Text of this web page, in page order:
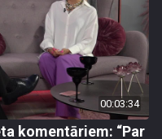
00:03:34
komentāriem: “Par